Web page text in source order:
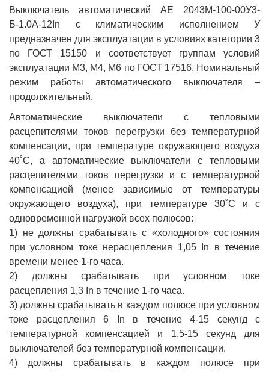
Выключатель автоматический АЕ 2043М-100-00У3-
Б-1.0А-12In с климатическим исполнением У
предназначен для эксплуатации в условиях категории 3
по ГОСТ 15150 и соответствует группам условий
эксплуатации М3, М4, М6 по ГОСТ 17516. Номинальный
режим работы автоматического выключателя –
продолжительный.
Автоматические выключатели с тепловыми
расцепителями токов перегрузки без температурной
компенсации, при температуре окружающего воздуха
40˚С, а автоматические выключатели с тепловыми
расцепителями токов перегрузки и с температурной
компенсацией (менее зависимые от температуры
окружающего воздуха), при температуре 30˚С и с
одновременной нагрузкой всех полюсов:
1) не должны срабатывать с «холодного» состояния
при условном токе нерасцепления 1,05 In в течение
времени менее 1-го часа.
2) должны срабатывать при условном токе
расцепления 1,3 In в течение 1-го часа.
3) должны срабатывать в каждом полюсе при условном
токе расцепления 6 In в течение 4-15 секунд с
температурной компенсацией и 1,5-15 секунд для
выключателей без температурной компенсации.
4) должны срабатывать в каждом полюсе при